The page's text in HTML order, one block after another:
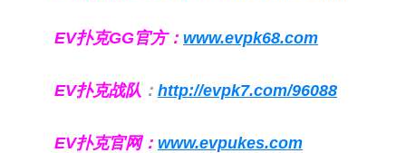
EV扑克GG官方： www.evpk68.com
EV扑克战队 ： http://evpk7.com/96088
EV扑克官网： www.evpukes.com